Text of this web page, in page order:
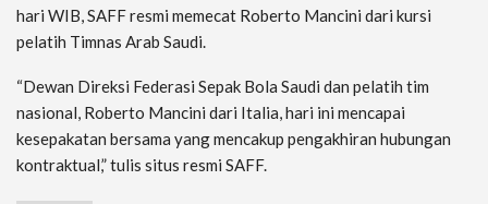
hari WIB, SAFF resmi memecat Roberto Mancini dari kursi
pelatih Timnas Arab Saudi.
“Dewan Direksi Federasi Sepak Bola Saudi dan pelatih tim
nasional, Roberto Mancini dari Italia, hari ini mencapai
kesepakatan bersama yang mencakup pengakhiran hubungan
kontraktual,” tulis situs resmi SAFF.